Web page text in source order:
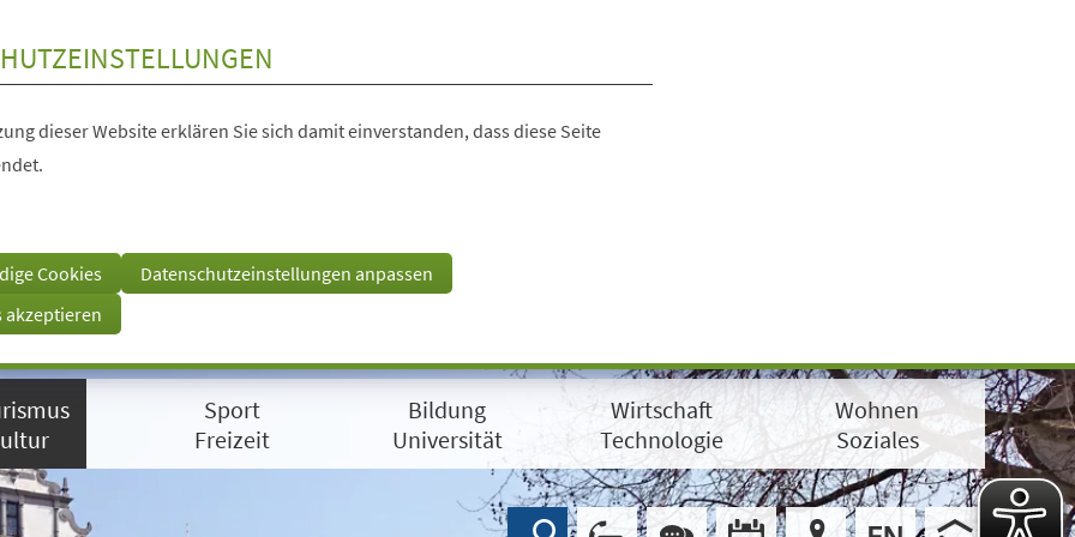
dieser Website erklären Sie sich damit einverstanden, dass diese Seite
Cookies
Datenschutzeinstellungen anpassen
akzeptieren
Sport
Freizeit
Bildung
Universität
Wirtschaft
Technologie
Wohnen
Soziales